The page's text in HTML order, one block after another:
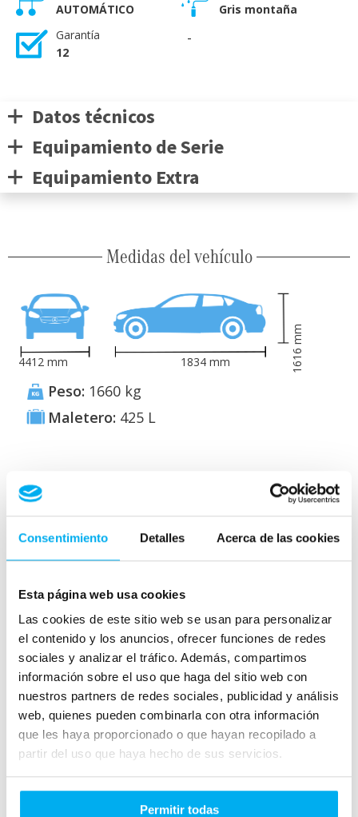
Consentimiento Detalles Acerca de las cookies
Esta página web usa cookies
Las cookies de este sitio web se usan para personalizar
el contenido y los anuncios, ofrecer funciones de redes
sociales y analizar el tráfico. Además, compartimos
información sobre el uso que haga del sitio web con
nuestros partners de redes sociales, publicidad y análisis
web, quienes pueden combinarla con otra información
que les haya proporcionado o que hayan recopilado a
partir del uso que haya hecho de sus servicios.
Permitir todas
AUTOMÁTICO
Garantía
12
Gris montaña
-
Datos técnicos
Equipamiento de Serie
Equipamiento Extra
Medidas del vehículo
1616
mm
4412mm 1834 mm
Peso: 1660 kg
Maletero: 425 L
- L/100
CONSUMO
URBANO
- L/100
CONSUMO
EXTRAURBANO